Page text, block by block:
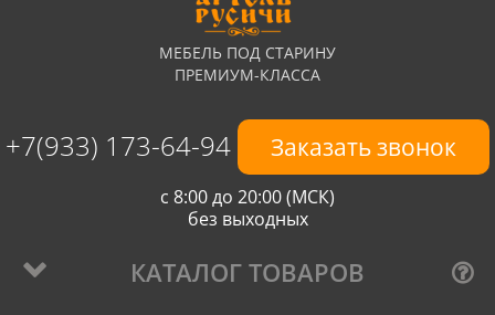
МЕБЕЛЬ ПОД СТАРИНУ
ПРЕМИУМ-КЛАССА
+7(933) 173-64-94 Заказать звонок
с 8:00 до 20:00 (МСК)
без выходных
КАТАЛОГ ТОВАРОВ